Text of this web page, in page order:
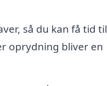
så du kan få tid til
oprydning bliver en